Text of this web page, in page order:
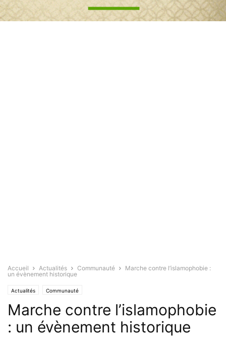
Accueil Actualités Communauté
Marche contre l’islamophobie :
un évènement historique
Actualités Communauté
Marche contre l’islamophobie
: un évènement historique